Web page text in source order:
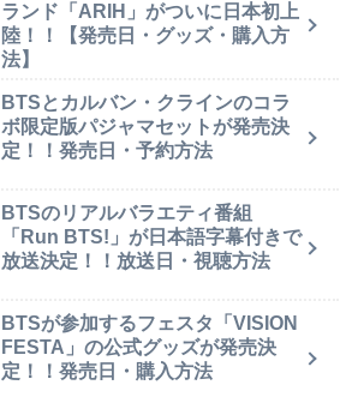
ランド「ARIH」がついに日本初上
陸！！【発売日・グッズ・購入方
法】
BTSとカルバン・クラインのコラ
ボ限定版パジャマセットが発売決
定！！発売日・予約方法
BTSのリアルバラエティ番組
「Run BTS!」が日本語字幕付きで
放送決定！！放送日・視聴方法
BTSが参加するフェスタ「VISION
FESTA」の公式グッズが発売決
定！！発売日・購入方法